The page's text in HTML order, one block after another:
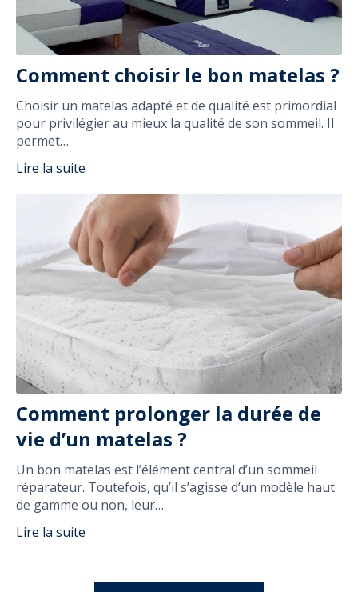
Comment choisir le bon matelas ?
Choisir un matelas adapté et de qualité est primordial
pour privilégier au mieux la qualité de son sommeil. Il
permet…
Lire la suite
Comment prolonger la durée de
vie d’un matelas ?
Un bon matelas est l’élément central d’un sommeil
réparateur. Toutefois, qu’il s’agisse d’un modèle haut
de gamme ou non, leur…
Lire la suite